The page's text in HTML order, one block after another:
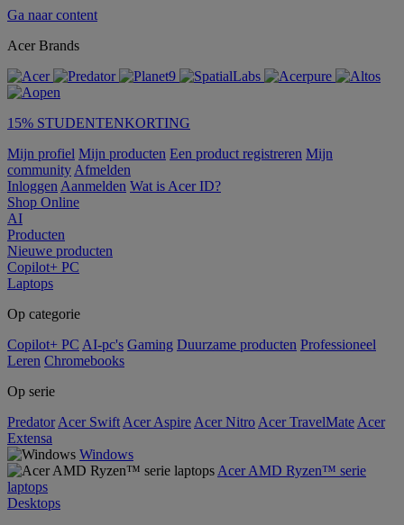
Ga naar content
Acer Brands
15% STUDENTENKORTING
Mijn profiel Mijn producten Een product registreren Mijn
community Afmelden
Inloggen Aanmelden Wat is Acer ID?
Shop Online
AI
Producten
Nieuwe producten
Copilot+ PC
Laptops
Op categorie
Copilot+ PC AI-pc's Gaming Duurzame producten Professioneel
Leren Chromebooks
Op serie
Predator Acer Swift Acer Aspire Acer Nitro Acer TravelMate Acer
Extensa
Windows
Acer AMD Ryzen™ serie
laptops
Desktops